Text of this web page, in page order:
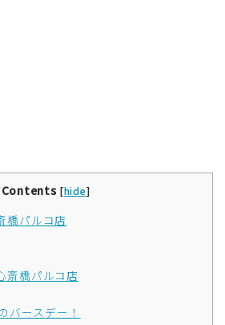
Contents [hide]
橋パルコ店
斎橋パルコ店
バースデー！